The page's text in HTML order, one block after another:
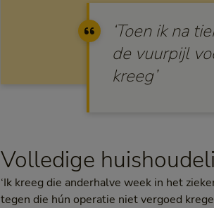
‘Toen ik na
de vuurpijl
kreeg’
Volledige
‘Ik kreeg die anderhalve week in het
tegen die hún operatie niet vergoed